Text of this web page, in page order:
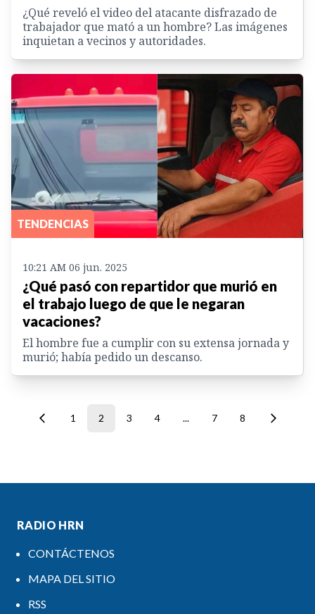
¿Qué reveló el video del atacante disfrazado de
trabajador que mató a un hombre? Las imágenes
inquietan a vecinos y autoridades.
TENDENCIAS
10:21 AM 06 jun. 2025
¿Qué pasó con repartidor que murió en
el trabajo luego de que le negaran
vacaciones?
El hombre fue a cumplir con su extensa jornada y
murió; había pedido un descanso.
1 2 3 4 ... 7 8
RADIO HRN
CONTÁCTENOS
MAPA DEL SITIO
RSS